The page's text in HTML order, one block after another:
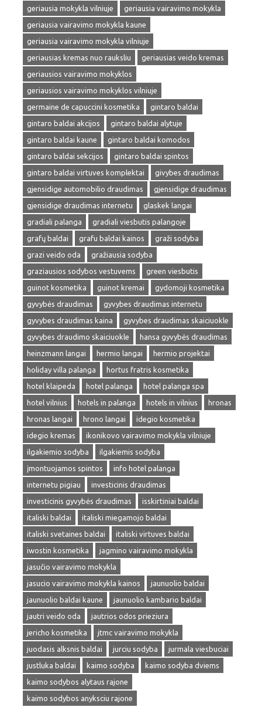
geriausia mokykla vilniuje
geriausia vairavimo mokykla
geriausia vairavimo mokykla kaune
geriausia vairavimo mokykla vilniuje
geriausias kremas nuo rauksliu
geriausias veido kremas
geriausios vairavimo mokyklos
geriausios vairavimo mokyklos vilniuje
germaine de capuccini kosmetika
gintaro baldai
gintaro baldai akcijos
gintaro baldai alytuje
gintaro baldai kaune
gintaro baldai komodos
gintaro baldai sekcijos
gintaro baldai spintos
gintaro baldai virtuves komplektai
givybes draudimas
gjensidige automobilio draudimas
gjensidige draudimas
gjensidige draudimas internetu
glaskek langai
gradiali palanga
gradiali viesbutis palangoje
grafų baldai
grafu baldai kainos
graži sodyba
grazi veido oda
gražiausia sodyba
graziausios sodybos vestuvems
green viesbutis
guinot kosmetika
guinot kremai
gydomoji kosmetika
gyvybės draudimas
gyvybes draudimas internetu
gyvybes draudimas kaina
gyvybes draudimas skaiciuokle
gyvybes draudimo skaiciuokle
hansa gyvybės draudimas
heinzmann langai
hermio langai
hermio projektai
holiday villa palanga
hortus fratris kosmetika
hotel klaipeda
hotel palanga
hotel palanga spa
hotel vilnius
hotels in palanga hotels in vilnius
hronas
hronas langai
hrono langai
idegio kosmetika
idegio kremas
ikonikovo vairavimo mokykla vilniuje
ilgakiemio sodyba
ilgakiemis sodyba
įmontuojamos spintos
info hotel palanga
internetu pigiau
investicinis draudimas
investicinis gyvybės draudimas
isskirtiniai baldai
italiski baldai
italiski miegamojo baldai
italiski svetaines baldai
italiski virtuves baldai
iwostin kosmetika
jagmino vairavimo mokykla
jasučio vairavimo mokykla
jasucio vairavimo mokykla kainos
jaunuolio baldai
jaunuolio baldai kaune
jaunuolio kambario baldai
jautri veido oda
jautrios odos prieziura
jericho kosmetika
jtmc vairavimo mokykla
juodasis alksnis baldai
jurciu sodyba
jurmala viesbuciai
justluka baldai
kaimo sodyba
kaimo sodyba dviems
kaimo sodybos alytaus rajone
kaimo sodybos anyksciu rajone